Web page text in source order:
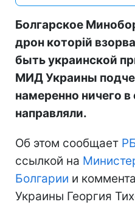
Болгарское
дрон которій
быть украинской
МИД Украины
намеренно ничего
направляли.
Об этом сообщает
ссылкой на
Болгарии и
Украины Георгия